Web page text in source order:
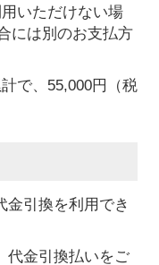
いただけない場
には別のお支払方
で、55,000円（税
金引換を利用でき
代金引換払いをご